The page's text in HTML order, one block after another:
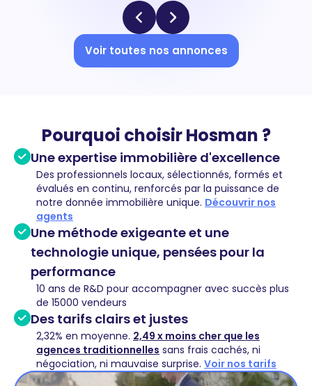
Voir toutes nos annonces
Pourquoi choisir Hosman ?
Une expertise immobilière d'excellence
Des professionnels locaux, sélectionnés, formés et
évalués en continu, renforcés par la puissance de
notre donnée immobilière unique. Découvrir nos
agents
Une méthode exigeante et une
technologie unique, pensées pour la
performance
10 ans de R&D pour accompagner avec succès plus
de 15000 vendeurs
Des tarifs clairs et justes
2,32% en moyenne. 2,49 x moins cher que les
agences traditionnelles sans frais cachés, ni
négociation, ni mauvaise surprise. Voir nos tarifs